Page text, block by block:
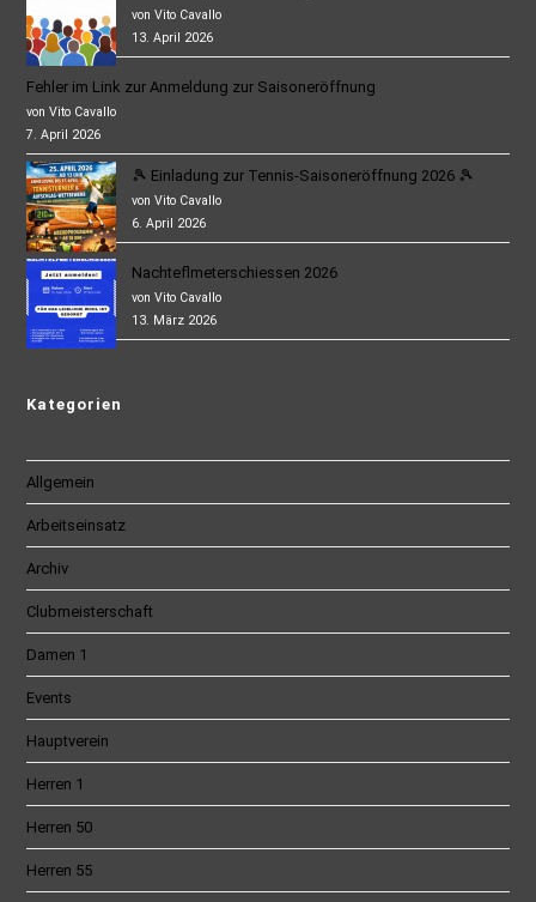
von Vito Cavallo
13. April 2026
Fehler im Link zur Anmeldung zur Saisoneröffnung
von Vito Cavallo
7. April 2026
🎾 Einladung zur Tennis-Saisoneröffnung 2026 🎾
von Vito Cavallo
6. April 2026
Nachteflmeterschiessen 2026
von Vito Cavallo
13. März 2026
Kategorien
Allgemein
Arbeitseinsatz
Archiv
Clubmeisterschaft
Damen 1
Events
Hauptverein
Herren 1
Herren 50
Herren 55